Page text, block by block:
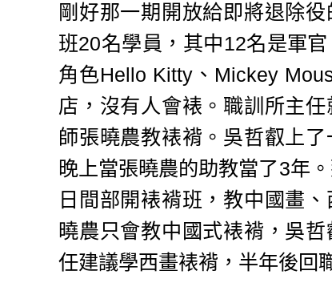
剛好那一期開放給即將退除
班20名學員，其中12名是軍
角色Hello Kitty、Mickey
店，沒有人會裱。職訓所主
師張曉農教裱褙。吳哲叡上了
晚上當張曉農的助教當了3年
日間部開裱褙班，教中國畫
曉農只會教中國式裱褙，吳
任建議學西畫裱褙，半年後回